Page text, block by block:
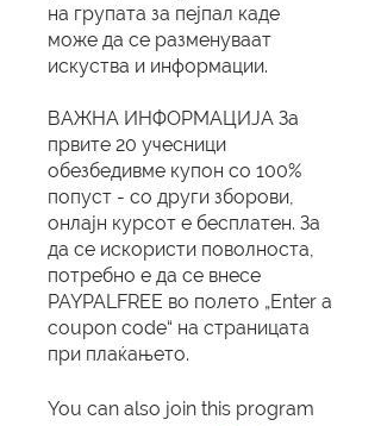
на групата за пејпал каде
може да се разменуваат
искуства и информации.
ВАЖНА ИНФОРМАЦИЈА За
првите 20 учесници
обезбедивме купон со 100%
попуст - со други зборови,
онлајн курсот е бесплатен. За
да се искористи поволноста,
потребно е да се внесе
PAYPALFREE во полето „Enter a
coupon code“ на страницата
при плаќањето.
You can also join this program